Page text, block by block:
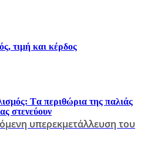
τιμή και κέρδος
Tα περιθώρια της παλιάς
στενεύουν
υπερεκμετάλλευση του